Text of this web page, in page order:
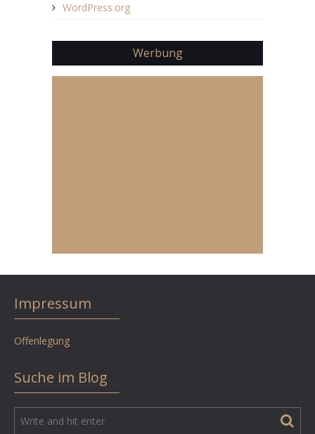
WordPress.org
Werbung
Impressum
Offenlegung
Suche im Blog